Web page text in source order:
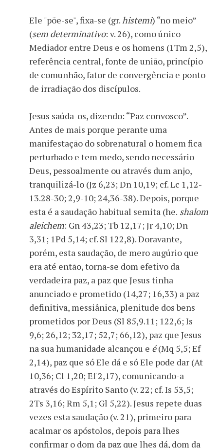
Ele "põe-se", fixa-se (gr.histemi) “no meio”
(sem determinativo: v. 26), como único
Mediador entre Deus e os homens (1Tm 2,5),
referência central, fonte de união, princípio
de comunhão, fator de convergência e ponto
de irradiação dos discípulos.
Jesus saúda-os, dizendo: “Paz convosco”.
Antes de mais porque perante uma
manifestação do sobrenatural o homem fica
perturbado e tem medo, sendo necessário
Deus, pessoalmente ou através dum anjo,
tranquilizá-lo (Jz 6,23; Dn 10,19; cf. Lc 1,12-
13.28-30; 2,9-10; 24,36-38). Depois, porque
esta é a saudação habitual semita (he. shalom
aleichem: Gn 43,23; Tb 12,17; Jr 4,10; Dn
3,31; 1Pd 5,14; cf. Sl 122,8). Doravante,
porém, esta saudação, de mero augúrio que
era até então, torna-se dom efetivo da
verdadeira paz, a paz que Jesus tinha
anunciado e prometido (14,27; 16,33) a paz
definitiva, messiânica, plenitude dos bens
prometidos por Deus (Sl 85,9.11; 122,6; Is
9,6; 26,12; 32,17; 52,7; 66,12), paz que Jesus
na sua humanidade alcançou e é(Mq 5,5; Ef
2,14), paz que só Ele dá e só Ele pode dar (At
10,36; Cl 1,20; Ef 2,17), comunicando-a
através do Espírito Santo (v. 22; cf. Is 53,5;
2Ts 3,16; Rm 5,1; Gl 5,22). Jesus repete duas
vezes esta saudação (v. 21), primeiro para
acalmar os apóstolos, depois para lhes
confirmar o dom da paz que lhes dá, dom da